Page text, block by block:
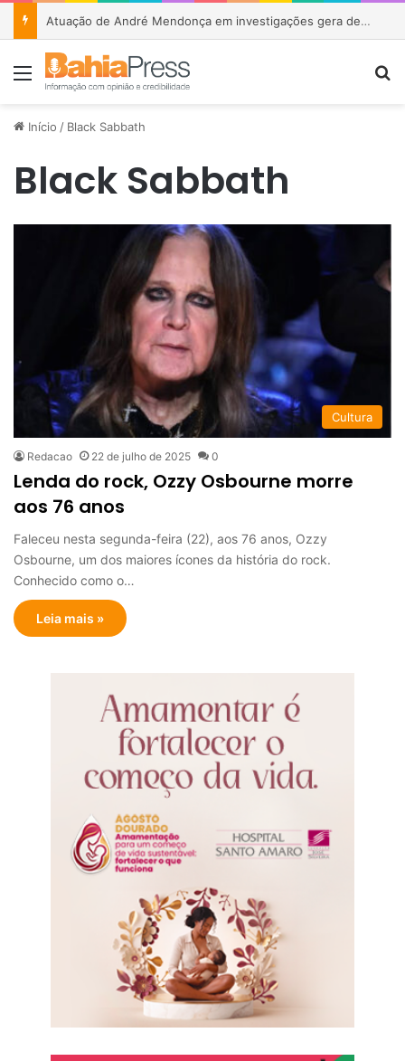
Atuação de André Mendonça em investigações gera debate sobre relação entre STF e Polícia Federal
Menu
Início / Black Sabbath
Black Sabbath
Cultura
Redacao 22 de julho de 2025 0
Lenda do rock, Ozzy Osbourne morre
aos 76 anos
Faleceu nesta segunda-feira (22), aos 76 anos, Ozzy
Osbourne, um dos maiores ícones da história do rock.
Conhecido como o…
Leia mais »